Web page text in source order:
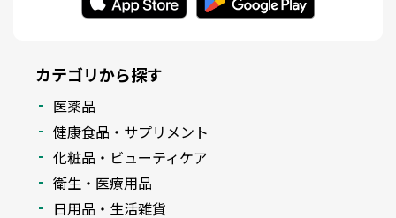
カテゴリから探す
医薬品
健康食品・サプリメント
化粧品・ビューティケア
衛生・医療用品
日用品・生活雑貨